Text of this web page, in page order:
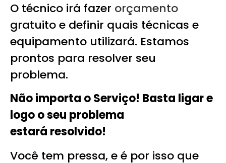
O técnico irá fazer orçamento
gratuito e definir quais técnicas e
equipamento utilizará. Estamos
prontos para resolver seu
problema.
Não importa o Serviço! Basta ligar e
logo o seu problema
estará resolvido!
Você tem pressa, e é por isso que